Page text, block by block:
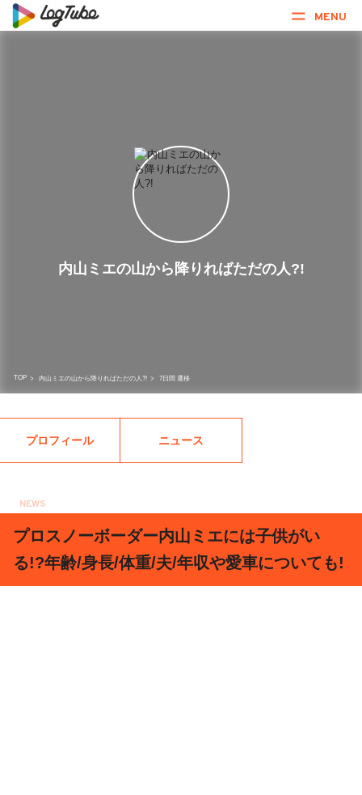
MENU
内山ミエの山から降りればただの人?!
TOP > 内山ミエの山から降りればただの人?! > 7日間 遷移
プロフィール ニュース
NEWS
プロスノーボーダー内山ミエには子供がい
る!?年齢/身長/体重/夫/年収や愛車についても!